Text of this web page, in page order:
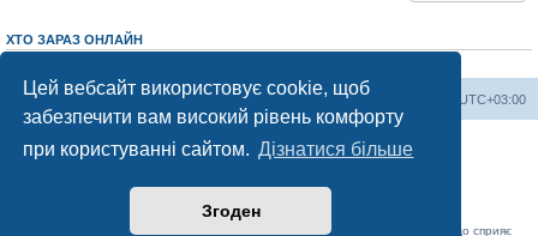
Цей вебсайт використовує cookie, щоб
забезпечити вам високий рівень комфорту
при користуванні сайтом. Дізнатися більше
Згоден
ХТО ЗАРАЗ ОНЛАЙН
Херсонський форум UTC+03:00
Команда
Працює на phpBB® Forum Software © phpBB Limited
Конфіденційність
«Херсонський форум» – приватний, незалежний інтерактивний веб-ресурс, що сприяє